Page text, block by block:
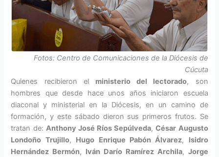
Fotos: Centro de Comunicaciones de la Diócesis de
Cúcuta
Quienes recibieron el ministerio del lectorado, son
hombres que desde hace unos años iniciaron escuela
diaconal y ministerial en la Diócesis, en un camino de
formación, y este sábado dieron sus primeros frutos. Se
tratan de: Anthony José Ríos Sepúlveda,César Augusto
Londoño Trujillo, Hugo Enrique Pabón Álvarez, Isidro
Hernández Bermón, Iván Darío Ramírez Archila, Jorge